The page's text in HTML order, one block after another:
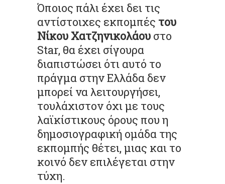
Όποιος πάλι έχει δει τις
αντίστοιχες εκπομπές του
Νίκου Χατζηνικολάου στο
Star, θα έχει σίγουρα
διαπιστώσει ότι αυτό το
πράγμα στην Ελλάδα δεν
μπορεί να λειτουργήσει,
τουλάχιστον όχι με τους
λαϊκίστικους όρους που η
δημοσιογραφική ομάδα της
εκπομπής θέτει, μιας και το
κοινό δεν επιλέγεται στην
τύχη.